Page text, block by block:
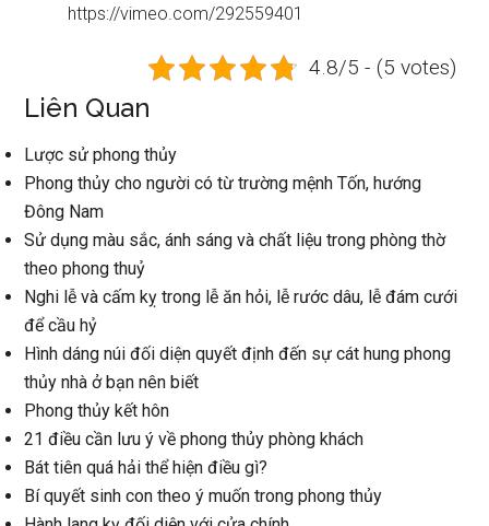
https://vimeo.com/292559401
4.8/5 - (5 votes)
Liên Quan
Lược sử phong thủy
Phong thủy cho người có từ trường mệnh Tốn, hướng
Đông Nam
Sử dụng màu sắc, ánh sáng và chất liệu trong phòng thờ
theo phong thuỷ
Nghi lễ và cấm kỵ trong lễ ăn hỏi, lễ rước dâu, lễ đám cưới
để cầu hỷ
Hình dáng núi đối diện quyết định đến sự cát hung phong
thủy nhà ở bạn nên biết
Phong thủy kết hôn
21 điều cần lưu ý về phong thủy phòng khách
Bát tiên quá hải thể hiện điều gì?
Bí quyết sinh con theo ý muốn trong phong thủy